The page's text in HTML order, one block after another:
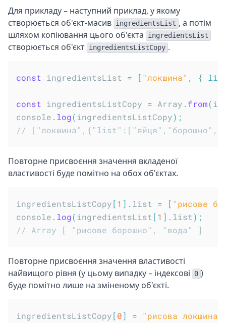
Для прикладу – наступний приклад, у якому
створюється об'єкт-масив ingredientsList , а потім
шляхом копіювання цього об'єкта
ingredientsList
створюється об'єкт ingredientsListCopy .
const ingredientsList = [ "локшина" , {
const ingredientsListCopy = Array . from(
console . log(ingredientsListCopy) ;
//
Повторне присвоєння значення вкладеної
властивості буде помітно на обох об'єктах.
ingredientsListCopy[1 ] . list = [ "рисове
console . log(ingredientsList [1 ] . list) ;
// Array [ "рисове борошно", "вода" ]
Повторне присвоєння значення властивості
найвищого рівня (у цьому випадку – індексові
0 )
буде помітно лише на зміненому об'єкті.
ingredientsListCopy[0] = "рисова локшина"